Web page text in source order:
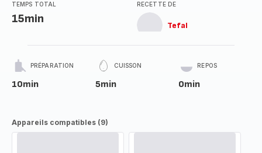
TEMPS TOTAL
15min
RECETTE DE
Tefal
PRÉPARATION
10min
CUISSON
5min
REPOS
0min
Appareils compatibles (9)